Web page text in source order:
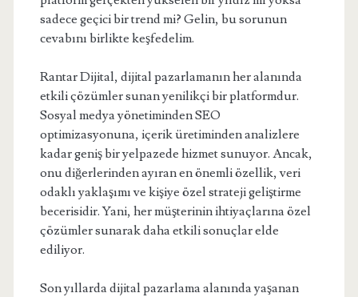
sadece geçici bir trend mi? Gelin, bu sorunun
cevabını birlikte keşfedelim.
Rantar Dijital, dijital pazarlamanın her alanında
etkili çözümler sunan yenilikçi bir platformdur.
Sosyal medya yönetiminden SEO
optimizasyonuna, içerik üretiminden analizlere
kadar geniş bir yelpazede hizmet sunuyor. Ancak,
onu diğerlerinden ayıran en önemli özellik, veri
odaklı yaklaşımı ve kişiye özel strateji geliştirme
becerisidir. Yani, her müşterinin ihtiyaçlarına özel
çözümler sunarak daha etkili sonuçlar elde
ediliyor.
Son yıllarda dijital pazarlama alanında yaşanan